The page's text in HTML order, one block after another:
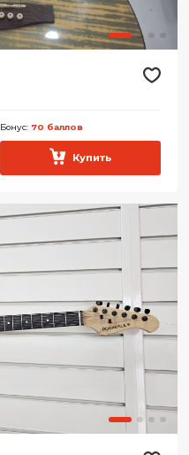
Бонус: 70 баллов
Купить